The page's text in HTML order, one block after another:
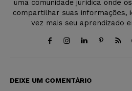
uma comunidade jurídica onde
compartilhar suas informações,
vez mais seu aprendizado
DEIXE UM COMENTÁRIO